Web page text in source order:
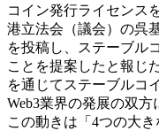
コイン発行ライセンス
港立法会（議会）の呉
を投稿し、ステーブル
ことを提案したと報じ
を通じてステーブルコ
Web3業界の発展の双方
この動きは「4つの大